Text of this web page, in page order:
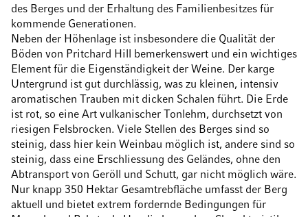
des Berges und der Erhaltung des Familienbesitzes für
kommende Generationen.
Neben der Höhenlage ist insbesondere die Qualität der
Böden von Pritchard Hill bemerkenswert und ein wichtiges
Element für die Eigenständigkeit der Weine. Der karge
Untergrund ist gut durchlässig, was zu kleinen, intensiv
aromatischen Trauben mit dicken Schalen führt. Die Erde
ist rot, so eine Art vulkanischer Tonlehm, durchsetzt von
riesigen Felsbrocken. Viele Stellen des Berges sind so
steinig, dass hier kein Weinbau möglich ist, andere sind so
steinig, dass eine Erschliessung des Geländes, ohne den
Abtransport von Geröll und Schutt, gar nicht möglich wäre.
Nur knapp 350 Hektar Gesamtrebfläche umfasst der Berg
aktuell und bietet extrem fordernde Bedingungen für